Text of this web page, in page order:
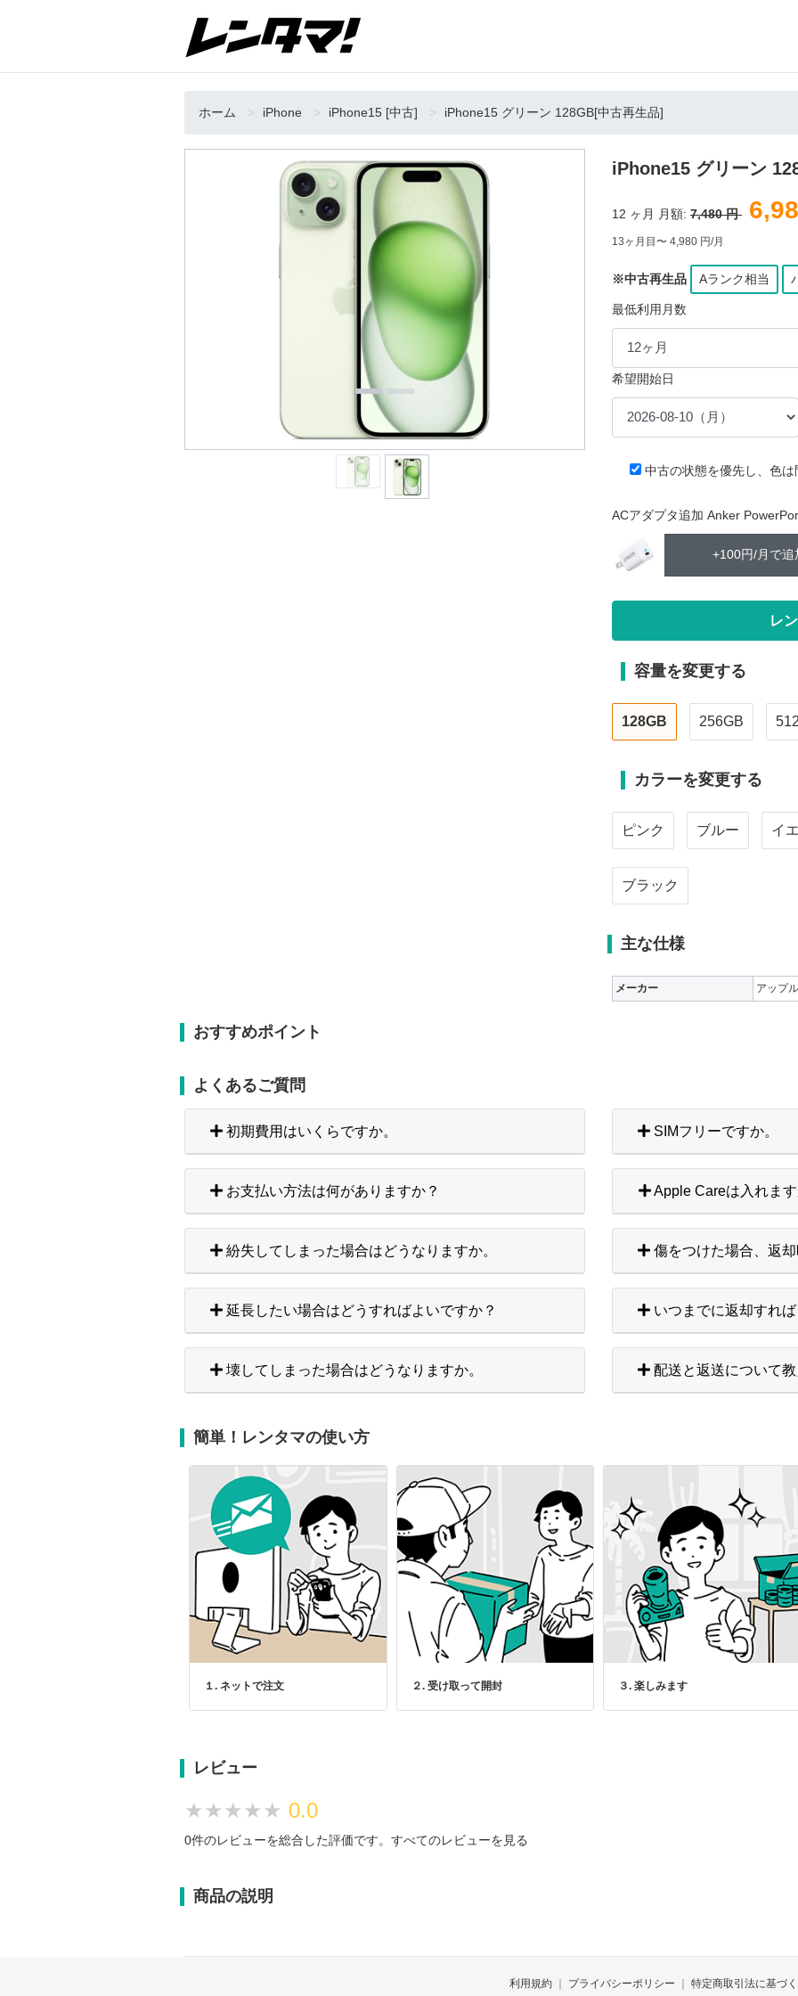
ホーム iPhone iPhone15 [中古] iPhone15 グリーン 128GB[中古再生品]
iPhone15 グリーン
12 ヶ月 月額: 7,480 円
13ヶ月目〜 4,980 円/月
※中古再生品 Aランク相当
最低利用月数
希望開始日
中古の状態を優先し、色は
ACアダプタ追加 Anker
+100円/月で追
容量を変更する
128GB 256GB
カラーを変更する
ピンク ブルー イ
ブラック
主な仕様
メーカー アップル
おすすめポイント
よくあるご質問
初期費用はいくらですか。 SIMフリーですか。
お支払い方法は何がありますか？ Apple Careは入れます
紛失してしまった場合はどうなりますか。 傷をつけた場合、返
延長したい場合はどうすればよいですか？ いつまでに返却すれ
壊してしまった場合はどうなりますか。 配送と返送について教
簡単！レンタマの使い方
１. ネットで注文 ２. 受け取って開封 ３. 楽しみます
レビュー
★★★★★
★★★★★ 0.0
0件のレビューを総合した評価です。 すべてのレビューを見る
商品の説明
利用規約 プライバシーポリシー 特定商取引法に基づ